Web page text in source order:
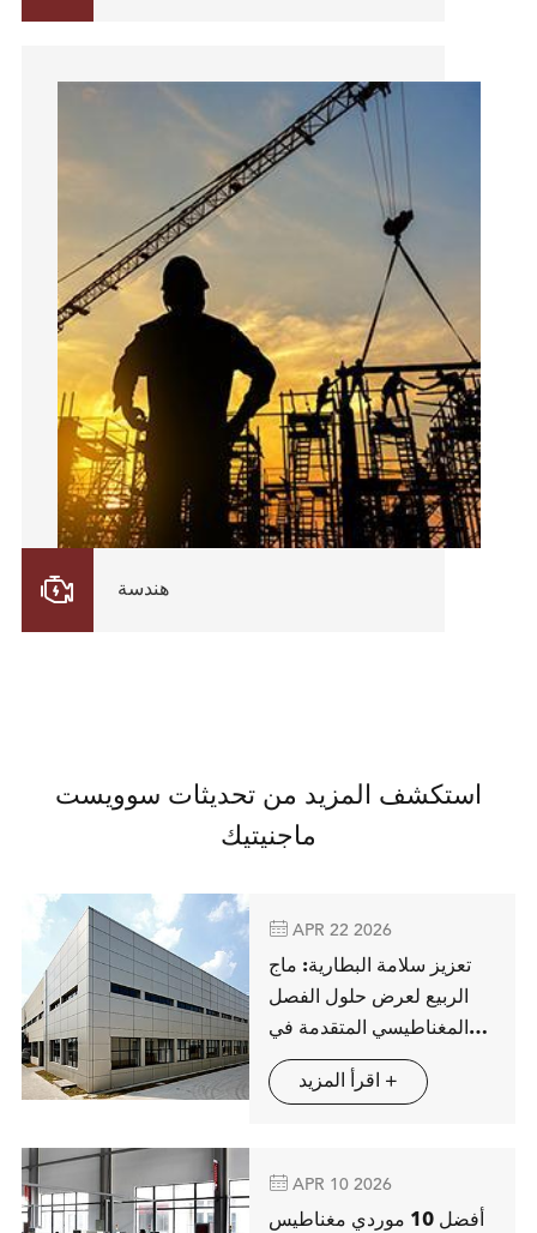
 هندسة
استكشف المزيد من تحديثات سوويست
ماجنيتيك
 APR 22 2026
تعزيز سلامة البطارية: ماج
الربيع لعرض حلول الفصل
المغناطيسي المتقدمة في
شتوتغارت
اقرأ المزيد +
 APR 10 2026
أفضل 10 موردي مغناطيس